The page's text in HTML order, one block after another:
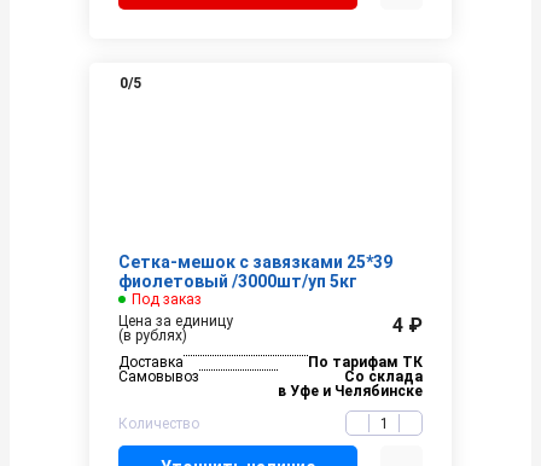
0/5
Сетка-мешок с завязками 25*39
фиолетовый /3000шт/уп 5кг
Под заказ
Цена за единицу
(в рублях)
4 ₽
Доставка
По тарифам ТК
Самовывоз
Со склада
в Уфе и Челябинске
Количество